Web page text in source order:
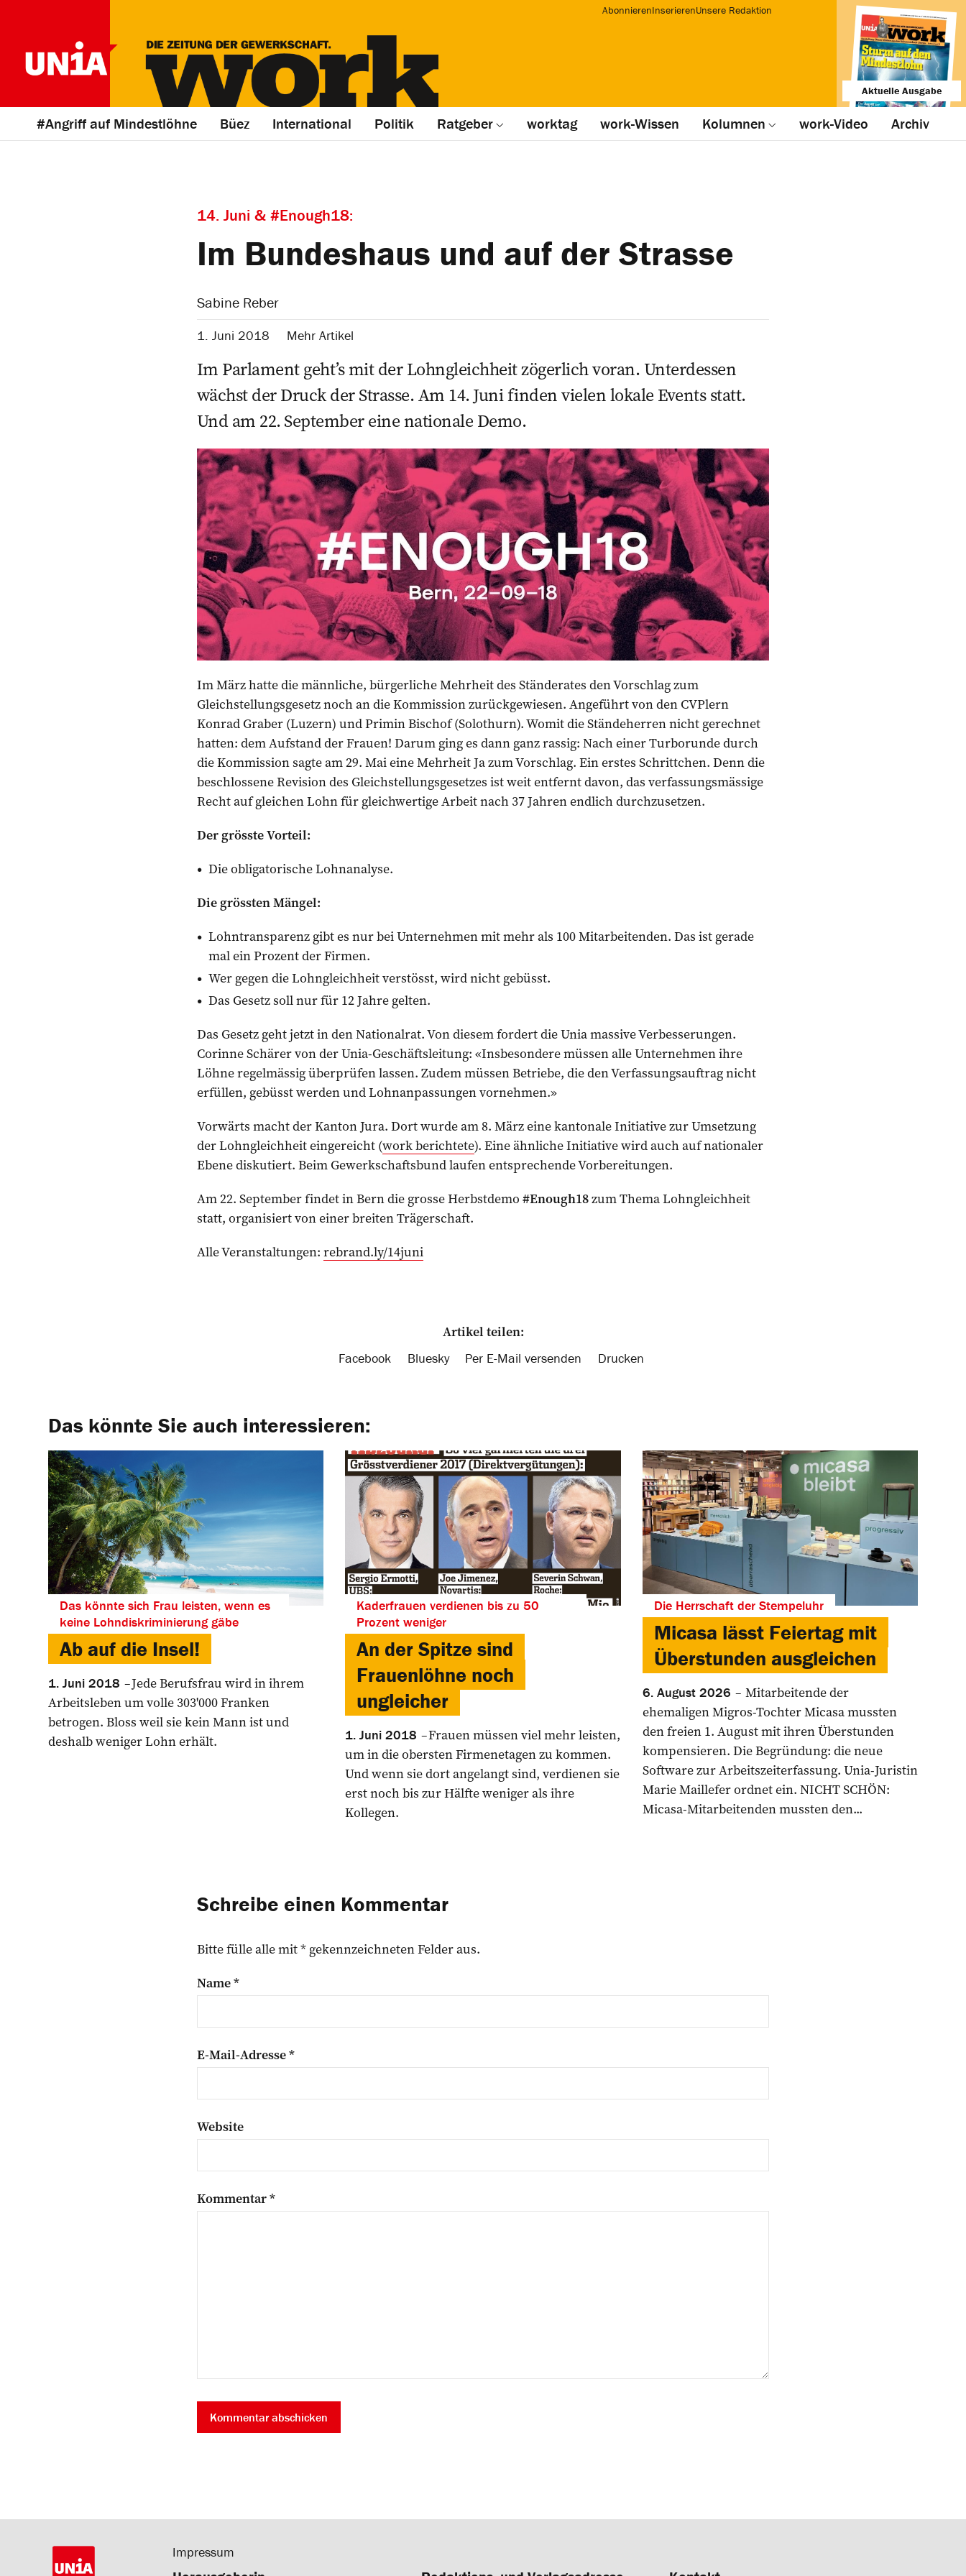
AbonnierenInserierenUnsere Redaktion
Aktuelle Ausgabe
#Angriff auf Mindestlöhne Büez International Politik Ratgeber worktag work-Wissen Kolumnen work-Video Archiv
14. Juni & #Enough18:
Im Bundeshaus und auf der Strasse
Sabine Reber
1. Juni 2018 Mehr Artikel
Im Parlament geht’s mit der Lohngleichheit zögerlich voran. Unterdessen
wächst der Druck der Strasse. Am 14. Juni finden vielen lokale Events statt.
Und am 22. September eine nationale Demo.
Im März hatte die männliche, bürgerliche Mehrheit des Ständerates den Vorschlag zum
Gleichstellungsgesetz noch an die Kommission zurückgewiesen. Angeführt von den CVPlern
Konrad Graber (Luzern) und Primin Bischof (Solothurn). Womit die Ständeherren nicht gerechnet
hatten: dem Aufstand der Frauen! Darum ging es dann ganz rassig: Nach einer Turborunde durch
die Kommission sagte am 29. Mai eine Mehrheit Ja zum Vorschlag. Ein erstes Schrittchen. Denn die
beschlossene Revision des Gleichstellungsgesetzes ist weit entfernt davon, das verfassungsmässige
Recht auf gleichen Lohn für gleichwertige Arbeit nach 37 Jahren endlich durchzusetzen.
Der grösste Vorteil:
Die obligatorische Lohnanalyse.
Die grössten Mängel:
Lohntransparenz gibt es nur bei Unternehmen mit mehr als 100 Mitarbeitenden. Das ist gerade
mal ein Prozent der Firmen.
Wer gegen die Lohngleichheit verstösst, wird nicht gebüsst.
Das Gesetz soll nur für 12 Jahre gelten.
Das Gesetz geht jetzt in den Nationalrat. Von diesem fordert die Unia massive Verbesserungen.
Corinne Schärer von der Unia-Geschäftsleitung: «Insbesondere müssen alle Unternehmen ihre
Löhne regelmässig überprüfen lassen. Zudem müssen Betriebe, die den Verfassungsauftrag nicht
erfüllen, ­gebüsst werden und Lohnanpassungen vornehmen.»
Vorwärts macht der Kanton Jura. Dort wurde am 8. März eine kantonale Initiative zur Umsetzung
der Lohngleichheit eingereicht (work berichtete). Eine ähn­liche Initiative wird auch auf ­nationaler
Ebene diskutiert. Beim Gewerkschaftsbund laufen entsprechende Vorbereitungen.
Am 22. September findet in Bern die grosse Herbstdemo #Enough18zum Thema Lohngleichheit
statt, organisiert von einer breiten Trägerschaft.
Alle Veranstaltungen: rebrand.ly/14juni
Artikel teilen:
Facebook Bluesky Per E-Mail versenden Drucken
Das könnte Sie auch interessieren:
Das könnte sich Frau leisten, wenn es
keine Lohndiskriminierung gäbe
Ab auf die Insel!
1. Juni 2018
Jede Berufsfrau wird in ihrem
Arbeits­leben um volle 303'000 Franken
betrogen. Bloss weil sie kein Mann ist und
deshalb weniger Lohn erhält.
Kaderfrauen verdienen bis zu 50
Prozent weniger
An der Spitze sind
Frauenlöhne noch
ungleicher
1. Juni 2018
Frauen müssen viel mehr leisten,
um in die obersten Firmenetagen zu kommen.
Und wenn sie dort angelangt sind, verdienen sie
erst noch bis zur Hälfte weniger als ihre
Kollegen.
Die Herrschaft der Stempeluhr
Micasa lässt Feiertag mit
Überstunden ausgleichen
6. August 2026
Mitarbeitende der
ehemaligen Migros-Tochter Micasa mussten
den freien 1. August mit ihren Überstunden
kompensieren. Die Begründung: die neue
Software zur Arbeitszeiterfassung. Unia-Juristin
Marie Maillefer ordnet ein. NICHT SCHÖN:
Micasa-Mitarbeitenden mussten den...
Schreibe einen Kommentar
Bitte fülle alle mit * gekennzeichneten Felder aus.
Name*
E-Mail-Adresse*
Website
Kommentar*
Impressum